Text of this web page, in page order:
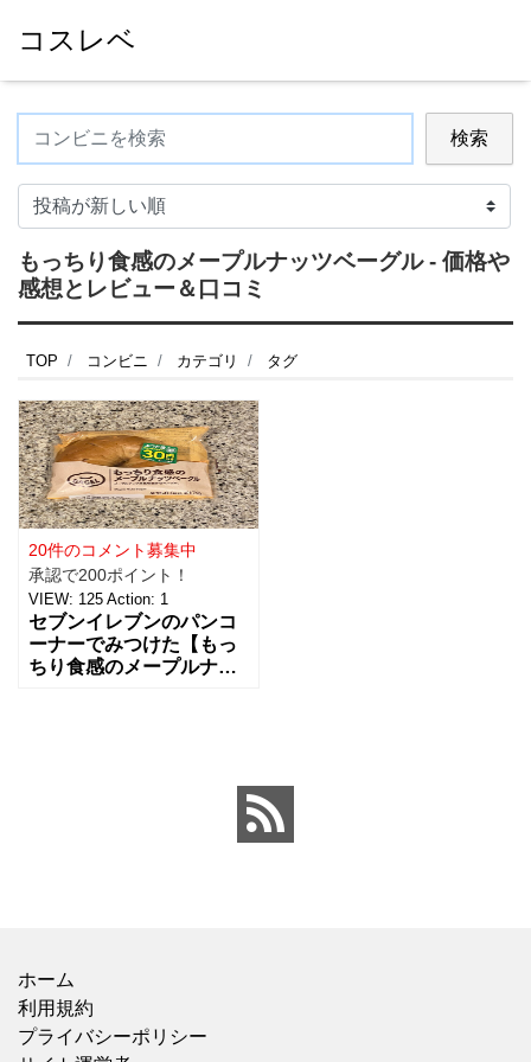
コスレベ
検索
もっちり食感のメープルナッツベーグル - 価格や
感想とレビュー＆口コミ
TOP コンビニ カテゴリ タグ
20件のコメント募集中
承認で200ポイント！
VIEW: 125 Action: 1
セブンイレブンのパンコ
ーナーでみつけた【もっ
ちり食感のメープルナッ
ホーム
利用規約
プライバシーポリシー